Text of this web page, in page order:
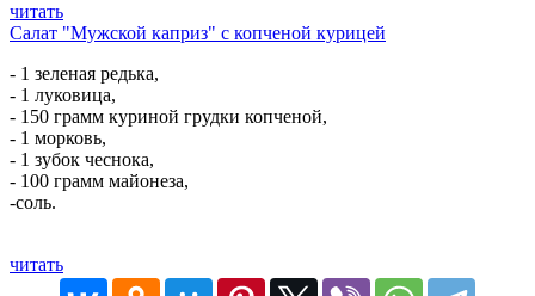
читать
Салат "Мужской каприз" с копченой курицей
- 1 зеленая редька,
- 1 луковица,
- 150 грамм куриной грудки копченой,
- 1 морковь,
- 1 зубок чеснока,
- 100 грамм майонеза,
-соль.
читать